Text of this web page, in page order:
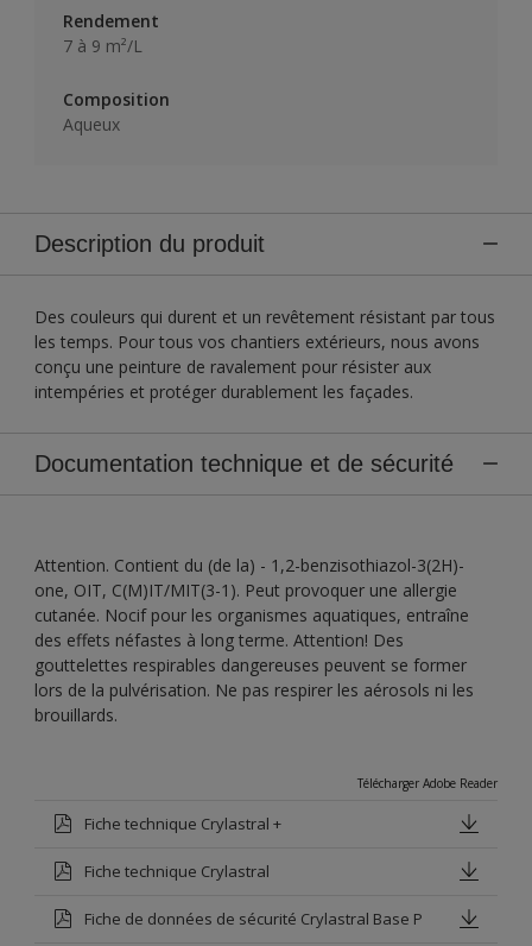
Rendement
7 à 9 m²/L
Composition
Aqueux
Description du produit
Des couleurs qui durent et un revêtement résistant par tous
les temps. Pour tous vos chantiers extérieurs, nous avons
conçu une peinture de ravalement pour résister aux
intempéries et protéger durablement les façades.
Documentation technique et de sécurité
Attention. Contient du (de la) - 1,2-benzisothiazol-3(2H)-
one, OIT, C(M)IT/MIT(3-1). Peut provoquer une allergie
cutanée. Nocif pour les organismes aquatiques, entraîne
des effets néfastes à long terme. Attention! Des
gouttelettes respirables dangereuses peuvent se former
lors de la pulvérisation. Ne pas respirer les aérosols ni les
brouillards.
Télécharger Adobe Reader
Fiche technique Crylastral +
Fiche technique Crylastral
Fiche de données de sécurité Crylastral Base P